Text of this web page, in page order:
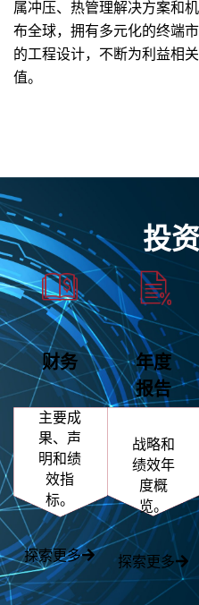
属冲压、热管理解决方案和
布全球，拥有多元化的终端
的工程设计，不断为利益相
值。
投
财务
主要成
果、声
明和绩
效指
标。
探索更多
年度
报告
战略和
绩效年
度概
览。
探索更多